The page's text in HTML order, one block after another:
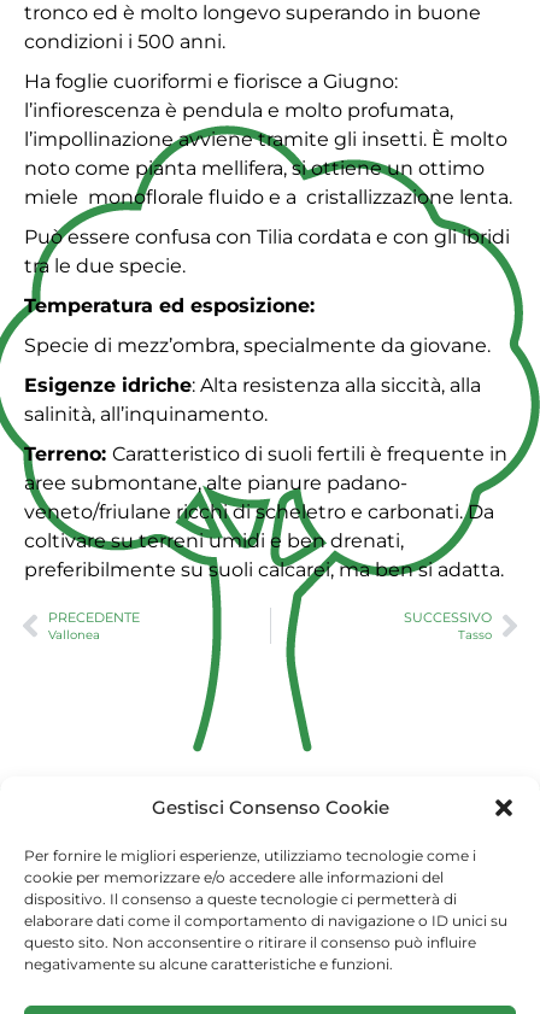
Gestisci Consenso Cookie
Per fornire le migliori esperienze, utilizziamo tecnologie come i
cookie per memorizzare e/o accedere alle informazioni del
dispositivo. Il consenso a queste tecnologie ci permetterà di
elaborare dati come il comportamento di navigazione o ID unici su
questo sito. Non acconsentire o ritirare il consenso può influire
negativamente su alcune caratteristiche e funzioni.
tronco ed è molto longevo superando in buone
condizioni i 500 anni.
Ha foglie cuoriformi e fiorisce a Giugno:
l’infiorescenza è pendula e molto profumata,
l’impollinazione avviene tramite gli insetti. È molto
noto come pianta mellifera, si ottiene un ottimo
miele monoflorale fluido e a cristallizzazione lenta.
Può essere confusa con Tilia cordata e con gli ibridi
tra le due specie.
Temperatura ed esposizione:
Specie di mezz’ombra, specialmente da giovane.
Esigenze idriche: Alta resistenza alla siccità, alla
salinità, all’inquinamento.
Terreno: Caratteristico di suoli fertili è frequente in
aree submontane, alte pianure padano-
veneto/friulane ricchi di scheletro e carbonati. Da
coltivare su terreni umidi e ben drenati,
preferibilmente su suoli calcarei, ma ben si adatta.
PRECEDENTE
Vallonea
SUCCESSIVO
Tasso
Copyright 2021 - Arma dei Carabinieri
unalberoperilfuturo@carabinieri.it
Privacy Dashboard